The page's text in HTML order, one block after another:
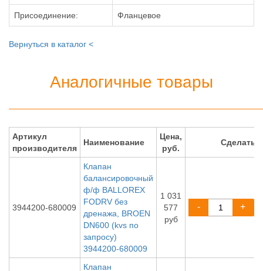
Присоединение: Фланцевое
Вернуться в каталог <
Аналогичные товары
Артикул
производителя
Наименование
Цена,
руб.
Сделать
3944200-680009
Клапан
балансировочный
ф/ф BALLOREX
FODRV без
дренажа, BROEN
DN600 (kvs по
запросу)
3944200-680009
1 031
577
руб
- +
Клапан